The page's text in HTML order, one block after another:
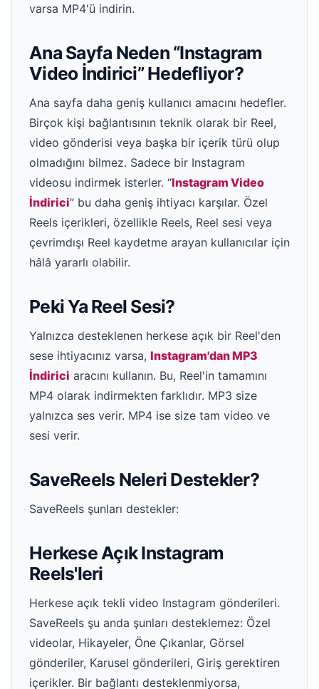
varsa MP4'ü indirin.
Ana Sayfa Neden “Instagram
Video İndirici” Hedefliyor?
Ana sayfa daha geniş kullanıcı amacını hedefler.
Birçok kişi bağlantısının teknik olarak bir Reel,
video gönderisi veya başka bir içerik türü olup
olmadığını bilmez. Sadece bir Instagram
videosu indirmek isterler. “Instagram Video
İndirici” bu daha geniş ihtiyacı karşılar. Özel
Reels içerikleri, özellikle Reels, Reel sesi veya
çevrimdışı Reel kaydetme arayan kullanıcılar için
hâlâ yararlı olabilir.
Peki Ya Reel Sesi?
Yalnızca desteklenen herkese açık bir Reel'den
sese ihtiyacınız varsa, Instagram'dan MP3
İndirici aracını kullanın. Bu, Reel'in tamamını
MP4 olarak indirmekten farklıdır. MP3 size
yalnızca ses verir. MP4 ise size tam video ve
sesi verir.
SaveReels Neleri Destekler?
SaveReels şunları destekler:
Herkese Açık Instagram
Reels'leri
Herkese açık tekli video Instagram gönderileri.
SaveReels şu anda şunları desteklemez: Özel
videolar, Hikayeler, Öne Çıkanlar, Görsel
gönderiler, Karusel gönderileri, Giriş gerektiren
içerikler. Bir bağlantı desteklenmiyorsa,